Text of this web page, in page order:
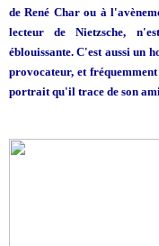
de René Char ou à
lecteur de Nietzsche,
éblouissante. C'est aussi un
provocateur, et
portrait qu'il trace de son